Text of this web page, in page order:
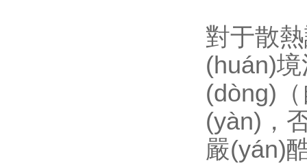
對于散
(huán)境
(dòng)
(yàn)，
嚴(yán)酷